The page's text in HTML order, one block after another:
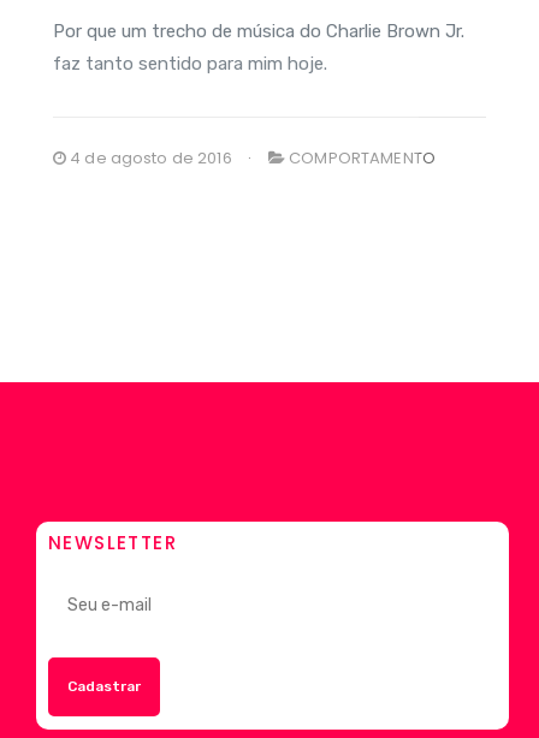
Por que um trecho de música do Charlie Brown Jr.
faz tanto sentido para mim hoje.
4 de agosto de 2016 COMPORTAMENTO
NEWSLETTER